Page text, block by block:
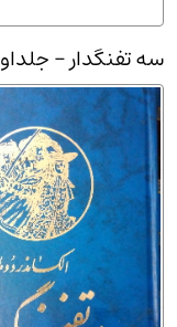
پزشکی(140)
کامپیوتر و نرم افزار(13)
ورزشی و تربیت بدنی
آشپزی و خوراکی(25)
سرگرمی و بازی(7)
سیاسی(116)
رمان و داستان خارجی(489)
حقوقی و قانون(47)
کتاب های مصور رنگی و
سه تفنگدار -